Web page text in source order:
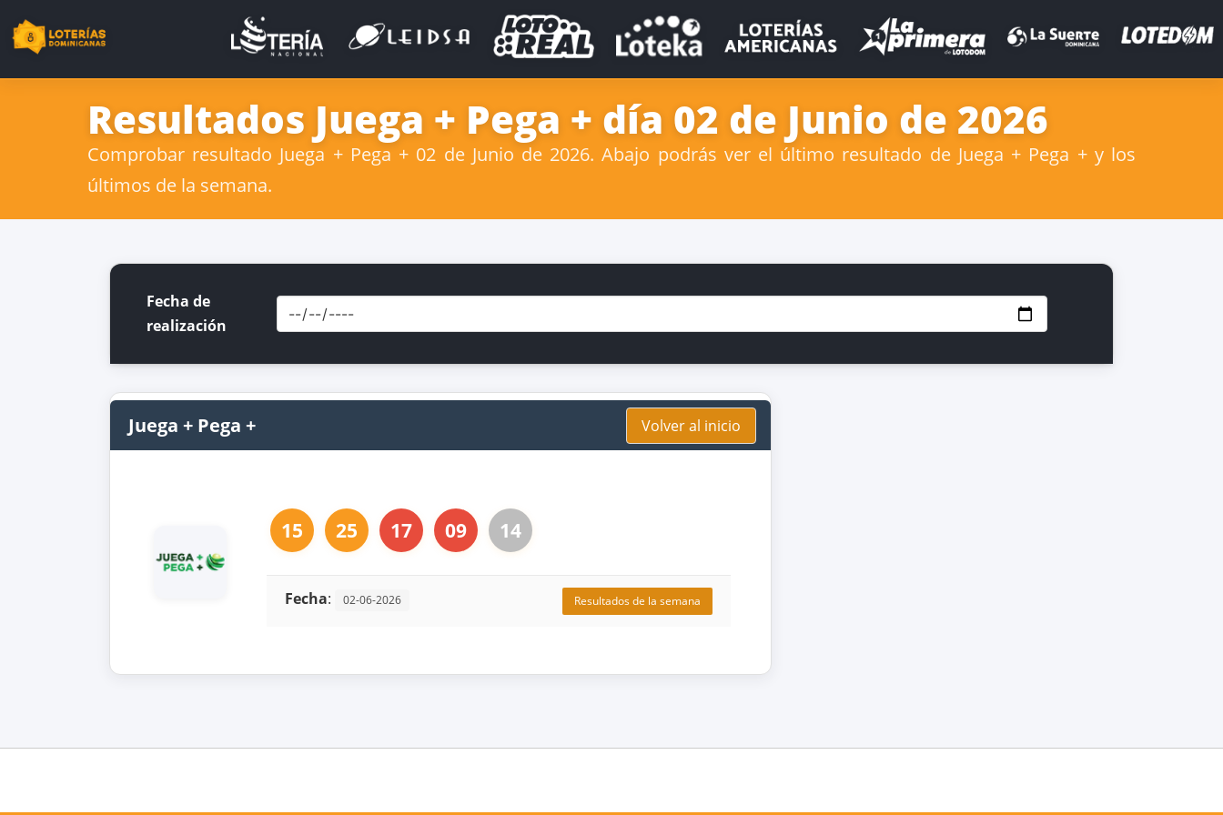
Resultados Juega + Pega + día 02 de Junio de 2026
Comprobar resultado Juega + Pega + 02 de Junio de 2026. Abajo podrás ver el último resultado de Juega + Pega + y los
últimos de la semana.
Fecha de
realización
Juega + Pega + Volver al inicio
15 25 17 09 14
Fecha: 02-06-2026 Resultados de la semana